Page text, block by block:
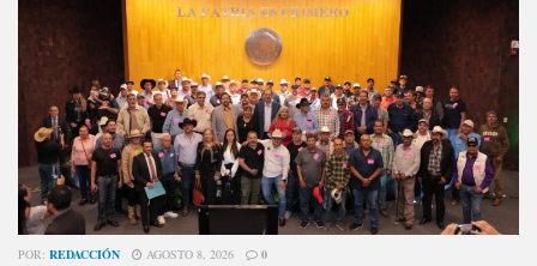
POR: REDACCIÓN AGOSTO 8, 2026 0